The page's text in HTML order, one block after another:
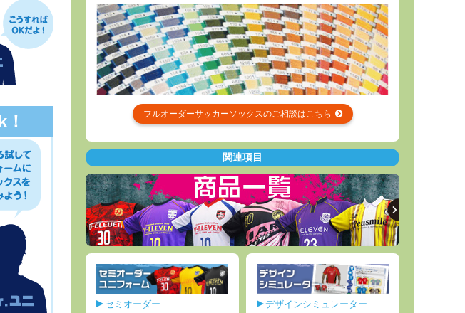
フルオーダーサッカーソックスのご相談はこちら
関連項目
セミオーダー デザインシミュレーター